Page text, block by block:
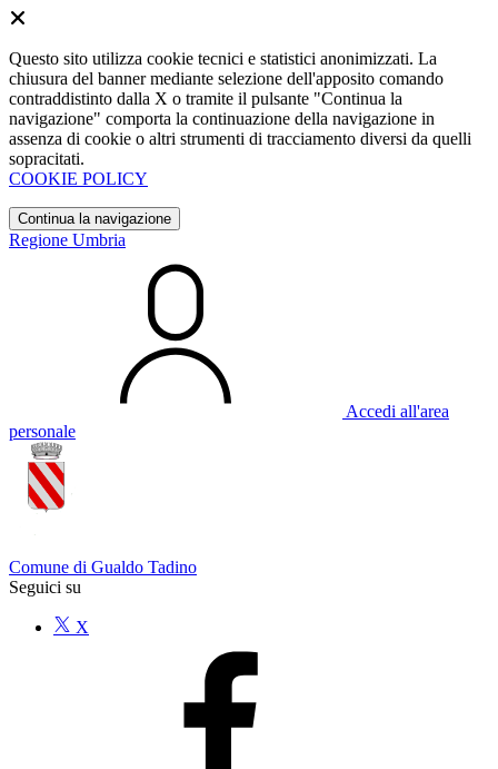
Questo sito utilizza cookie tecnici e statistici anonimizzati. La
chiusura del banner mediante selezione dell'apposito comando
contraddistinto dalla X o tramite il pulsante "Continua la
navigazione" comporta la continuazione della navigazione in
assenza di cookie o altri strumenti di tracciamento diversi da quelli
sopracitati.
COOKIE POLICY
Continua la navigazione
Regione Umbria
Accedi all'area
personale
Comune di Gualdo Tadino
Seguici su
X